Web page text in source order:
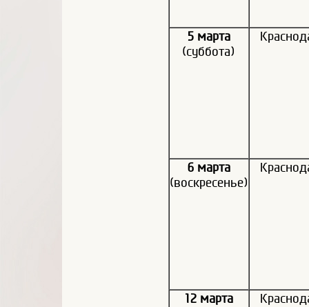
5 марта
(суббота)
6 марта
(воскресенье)
12 марта